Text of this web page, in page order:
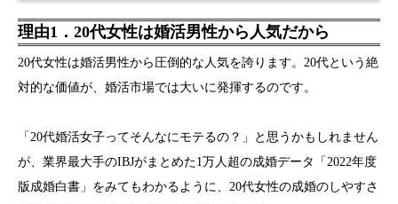
理由1．20代女性は婚活男性から人気だから
20代女性は婚活男性から圧倒的な人気を誇ります。20代という絶
対的な価値が、婚活市場では大いに発揮するのです。
「20代婚活女子ってそんなにモテるの？」と思うかもしれません
が、業界最大手のIBJがまとめた1万人超の成婚データ「2022年度
版成婚白書」をみてもわかるように、20代女性の成婚のしやすさ